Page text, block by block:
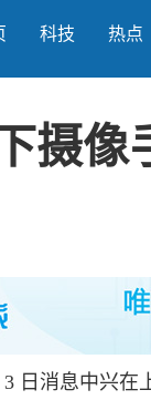
科技 热点
摄像
日消息中兴在